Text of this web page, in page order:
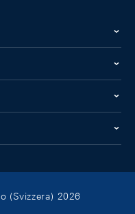
(Svizzera) 2026